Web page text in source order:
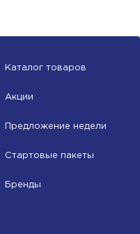
Каталог товаров
Акции
Предложение недели
Стартовые пакеты
Бренды